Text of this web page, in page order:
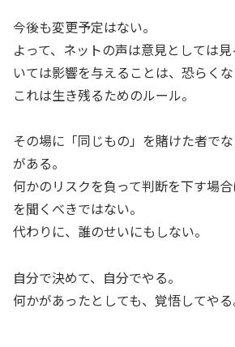
今後も変更予定はない。
よって、ネットの声は意見としては
いては影響を与えることは、恐らくな
これは生き残るためのルール。
その場に「同じもの」を賭けた者で
がある。
何かのリスクを負って判断を下す場
を聞くべきではない。
代わりに、誰のせいにもしない。
自分で決めて、自分でやる。
何かがあったとしても、覚悟してやる